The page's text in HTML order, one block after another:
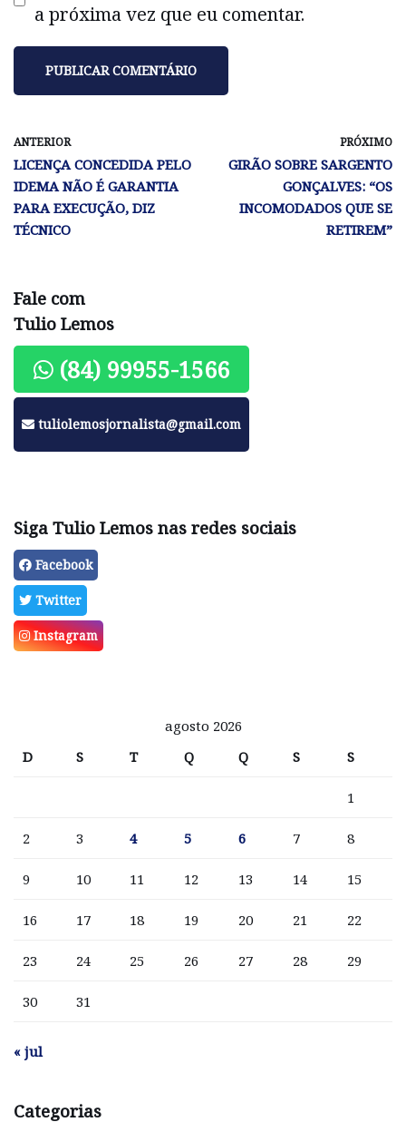
a próxima vez que eu comentar.
ANTERIOR
LICENÇA CONCEDIDA PELO
IDEMA NÃO É GARANTIA
PARA EXECUÇÃO, DIZ
TÉCNICO
PRÓXIMO
GIRÃO SOBRE SARGENTO
GONÇALVES: “OS
INCOMODADOS QUE SE
RETIREM”
Fale com
Tulio Lemos
(84) 99955-1566
tuliolemosjornalista@gmail.com
Siga Tulio Lemos nas redes sociais
Facebook
Twitter
Instagram
agosto 2026
D
S T Q Q S S
1
2 3 4 5 6 7 8
9 10 11 12 13 14 15
16 17 18 19 20 21 22
23 24 25 26 27 28 29
30 31
« jul
Categorias